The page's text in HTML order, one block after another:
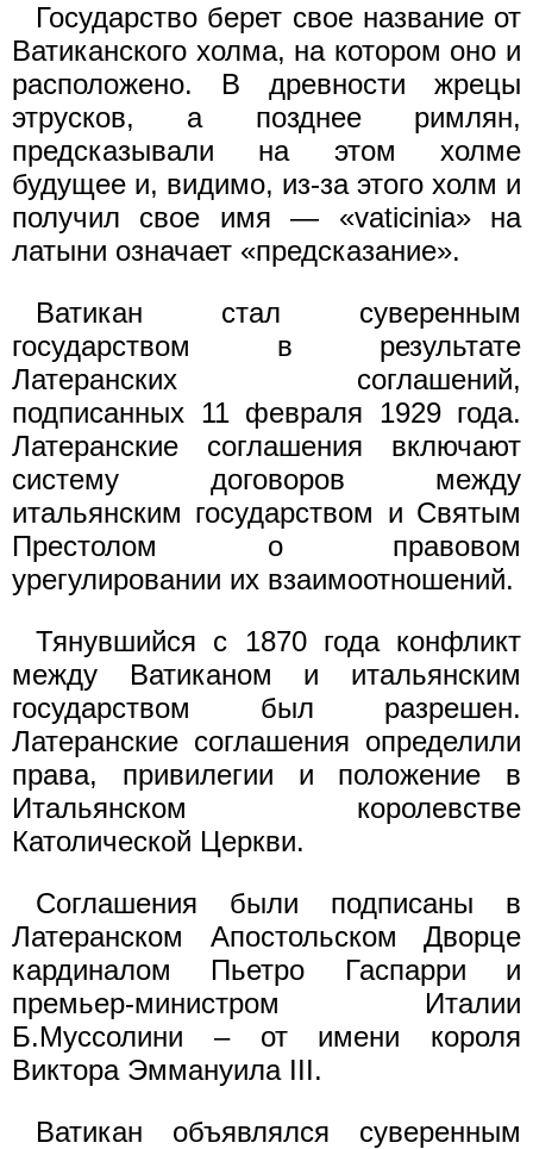
Государство берет свое название от
Ватиканского холма, на котором оно и
расположено. В древности жрецы
этрусков, а позднее римлян,
предсказывали на этом холме
будущее и, видимо, из-за этого холм и
получил свое имя — «vaticinia» на
латыни означает «предсказание».
Ватикан стал суверенным
государством в результате
Латеранских соглашений,
подписанных 11 февраля 1929 года.
Латеранские соглашения включают
систему договоров между
итальянским государством и Святым
Престолом о правовом
урегулировании их взаимоотношений.
Тянувшийся с 1870 года конфликт
между Ватиканом и итальянским
государством был разрешен.
Латеранские соглашения определили
права, привилегии и положение в
Итальянском королевстве
Католической Церкви.
Соглашения были подписаны в
Латеранском Апостольском Дворце
кардиналом Пьетро Гаспарри и
премьер-министром Италии
Б.Муссолини – от имени короля
Виктора Эммануила III.
Ватикан объявлялся суверенным